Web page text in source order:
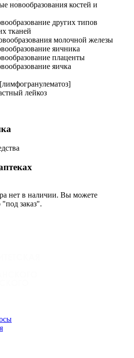
новообразования костей и
других типов
тканей
молочной железы
яичника
плаценты
яичка
лейкоз
нет в наличии. Вы можете
заказ".